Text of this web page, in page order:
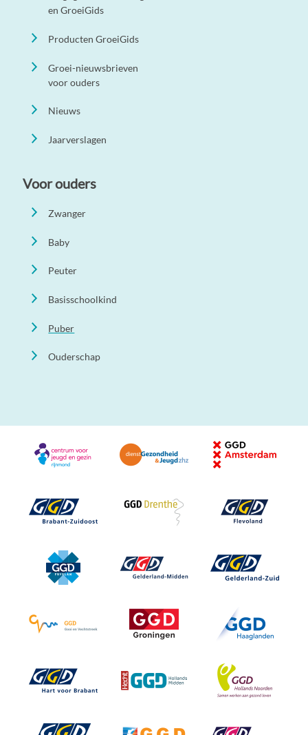
en GroeiGids
Producten GroeiGids
Groei-nieuwsbrieven
voor ouders
Nieuws
Jaarverslagen
Voor ouders
Zwanger
Baby
Peuter
Basisschoolkind
Puber
Ouderschap